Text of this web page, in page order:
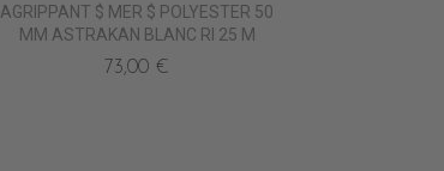
AGRIPPANT $ MER $ POLYESTER 50
MM ASTRAKAN BLANC Rl 25 M
73,00 €